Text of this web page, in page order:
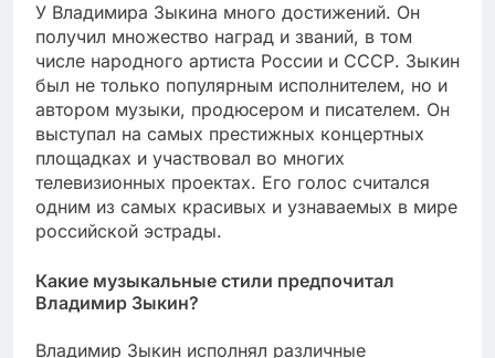
У Владимира Зыкина много достижений. Он
получил множество наград и званий, в том
числе народного артиста России и СССР. Зыкин
был не только популярным исполнителем, но и
автором музыки, продюсером и писателем. Он
выступал на самых престижных концертных
площадках и участвовал во многих
телевизионных проектах. Его голос считался
одним из самых красивых и узнаваемых в мире
российской эстрады.
Какие музыкальные стили предпочитал
Владимир Зыкин?
Владимир Зыкин исполнял различные